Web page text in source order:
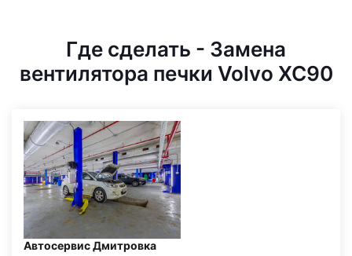
Где сделать - Замена
вентилятора печки Volvo XC90
Автосервис Дмитровка